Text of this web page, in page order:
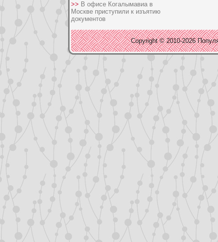
>> В офисе Когалымавиа в
Москве приступили к изъятию
документов
Copyright © 2010-2026